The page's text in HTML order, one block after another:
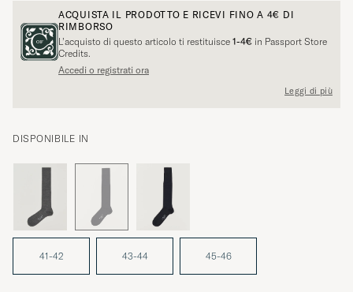
ACQUISTA IL PRODOTTO E RICEVI FINO A 4€ DI
RIMBORSO
L’acquisto di questo articolo ti restituisce 1-4€ in Passport Store
Credits.
Accedi o registrati ora
Leggi di più
DISPONIBILE IN
41-42 43-44 45-46